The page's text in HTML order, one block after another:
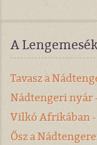
A
Tavasz a
Nádtengeri nyár
Vilkó Afrikában -
Ősz a